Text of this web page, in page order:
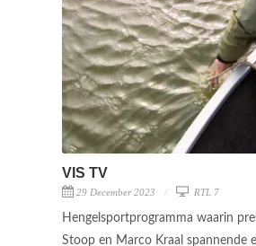
VIS TV
29 December 2023 RTL 7
Hengelsportprogramma waarin
Stoop en Marco Kraal spannende